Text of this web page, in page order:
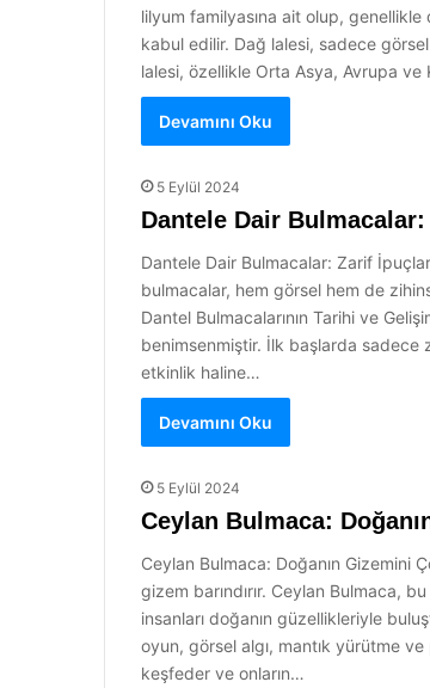
lilyum familyasına ait olup, genellikle
kabul edilir. Dağ lalesi, sadece
lalesi, özellikle Orta Asya, Avrupa
Devamını Oku
5 Eylül 2024
Dantele Dair
Dantele Dair Bulmacalar: Zarif
bulmacalar, hem görsel hem de
Dantel Bulmacalarının Tarihi ve
benimsenmiştir. İlk başlarda sadece
etkinlik haline…
Devamını Oku
5 Eylül 2024
Ceylan Bulmaca:
Ceylan Bulmaca: Doğanın Gizemini
gizem barındırır. Ceylan Bulmaca,
insanları doğanın güzellikleriyle
oyun, görsel algı, mantık yürütme ve
keşfeder ve onların…